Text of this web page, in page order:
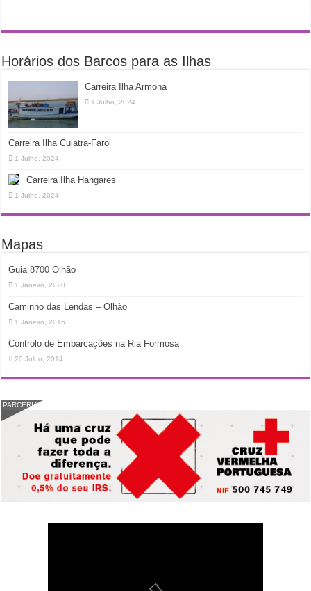
Horários dos Barcos para as Ilhas
Carreira Ilha Armona
1 Julho, 2024
Carreira Ilha Culatra-Farol
1 Julho, 2024
Carreira Ilha Hangares
1 Julho, 2024
Mapas
Guia 8700 Olhão
1 Janeiro, 2020
Caminho das Lendas – Olhão
1 Janeiro, 2016
Controlo de Embarcações na Ria Formosa
20 Julho, 2014
PARCERIA